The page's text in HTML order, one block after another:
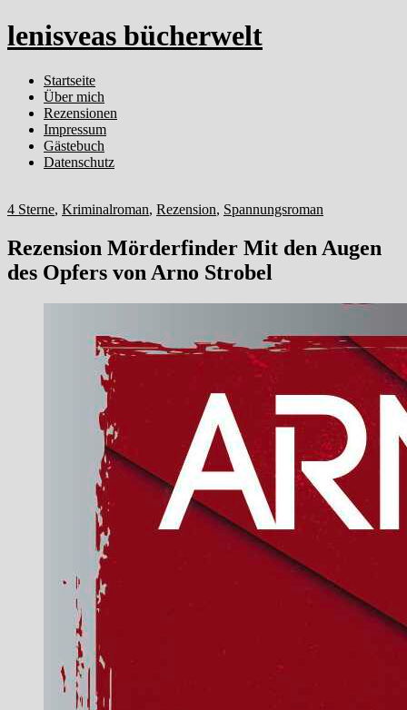
lenisveas bücherwelt
Startseite
Über mich
Rezensionen
Impressum
Gästebuch
Datenschutz
4 Sterne, Kriminalroman, Rezension, Spannungsroman
Rezension Mörderfinder Mit den Augen
des Opfers von Arno Strobel